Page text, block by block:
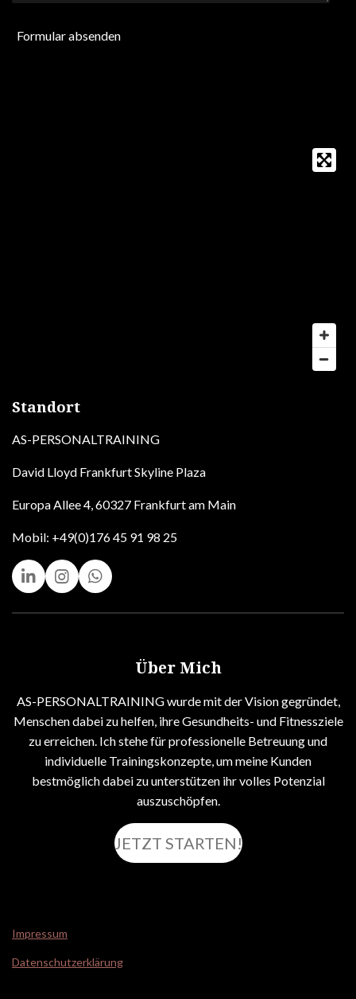
Formular absenden
Standort
AS-PERSONALTRAINING
David Lloyd Frankfurt Skyline Plaza
Europa Allee 4, 60327 Frankfurt am Main
Mobil: +49(0)176 45 91 98 25
L
i
n
I
n
s
m
W
h
a
Über Mich
AS-PERSONALTRAINING wurde mit der Vision gegründet,
Menschen dabei zu helfen, ihre Gesundheits- und Fitnessziele
zu erreichen. Ich stehe für professionelle Betreuung und
individuelle Trainingskonzepte, um meine Kunden
bestmöglich dabei zu unterstützen ihr volles Potenzial
auszuschöpfen.
JETZT STARTEN!
Impressum
Datenschutzerklärung